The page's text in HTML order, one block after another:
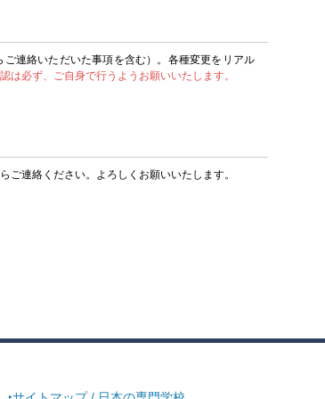
連絡いただいた事項を含む）。各種変更をリアル
は必ず、ご自身で行うようお願いいたします。
ご連絡ください。よろしくお願いいたします。